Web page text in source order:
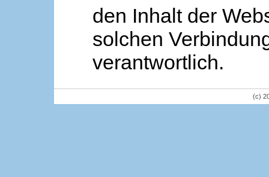
den Inhalt der
solchen
verantwortlich.
(c)